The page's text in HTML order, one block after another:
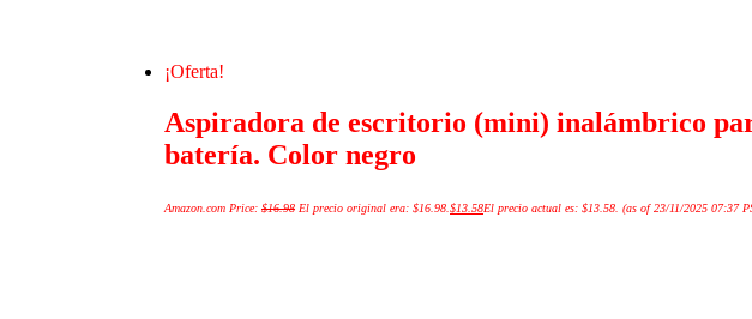
¡Oferta!
Aspiradora de escritorio (mini) inalámbrico
batería. Color negro
Amazon.com Price: $16.98 El precio original era: $16.98. $13.58El precio actual es: $13.58. (as of 23/11/2025 07:37